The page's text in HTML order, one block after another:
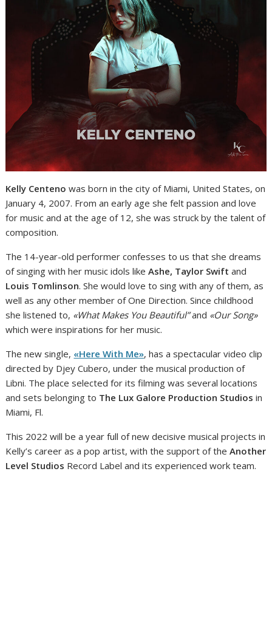
Kelly Centeno was born in the city of Miami, United States, on
January 4, 2007. From an early age she felt passion and love
for music and at the age of 12, she was struck by the talent of
composition.
The 14-year-old performer confesses to us that she dreams
of singing with her music idols like Ashe, Taylor Swift and
Louis Tomlinson. She would love to sing with any of them, as
well as any other member of One Direction. Since childhood
she listened to, «What Makes You Beautiful”and «Our Song»
which were inspirations for her music.
The new single, «Here With Me», has a spectacular video clip
directed by Djey Cubero, under the musical production of
Libni. The place selected for its filming was several locations
and sets belonging to The Lux Galore Production Studios in
Miami, Fl.
This 2022 will be a year full of new decisive musical projects in
Kelly’s career as a pop artist, with the support of theAnother
Level Studios Record Label and its experienced work team.